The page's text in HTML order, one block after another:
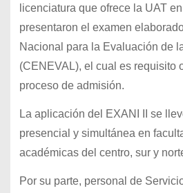
licenciatura que ofrece la UAT
presentaron el examen
Nacional para la Evaluación de
(CENEVAL), el cual es requisito
proceso de admisión.
La aplicación del EXANI II se
presencial y simultánea en
académicas del centro, sur y
Por su parte, personal de